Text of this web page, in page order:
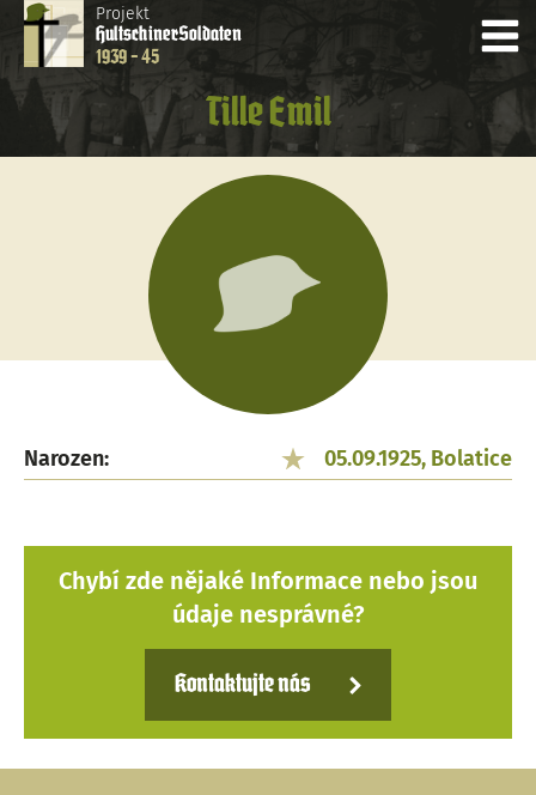
Projekt
HultschinerSoldaten
1939 - 45
Tille Emil
Narozen: 05.09.1925, Bolatice
Chybí zde nějaké Informace nebo jsou
údaje nesprávné?
Kontaktujte nás